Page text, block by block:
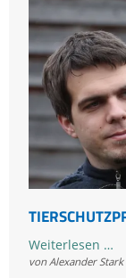
Weiterlesen …
von Alexander